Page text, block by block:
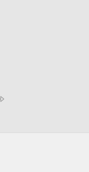
Last